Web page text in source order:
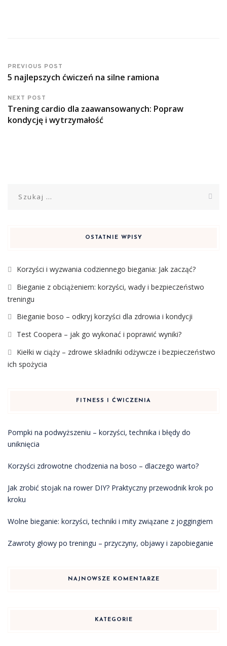
PREVIOUS POST
5 najlepszych ćwiczeń na silne ramiona
NEXT POST
Trening cardio dla zaawansowanych: Popraw
kondycję i wytrzymałość
OSTATNIE WPISY
Korzyści i wyzwania codziennego biegania: Jak zacząć?
Bieganie z obciążeniem: korzyści, wady i bezpieczeństwo
treningu
Bieganie boso – odkryj korzyści dla zdrowia i kondycji
Test Coopera – jak go wykonać i poprawić wyniki?
Kiełki w ciąży – zdrowe składniki odżywcze i bezpieczeństwo
ich spożycia
FITNESS I ĆWICZENIA
Pompki na podwyższeniu – korzyści, technika i błędy do
uniknięcia
Korzyści zdrowotne chodzenia na boso – dlaczego warto?
Jak zrobić stojak na rower DIY? Praktyczny przewodnik krok po
kroku
Wolne bieganie: korzyści, techniki i mity związane z joggingiem
Zawroty głowy po treningu – przyczyny, objawy i zapobieganie
NAJNOWSZE KOMENTARZE
KATEGORIE